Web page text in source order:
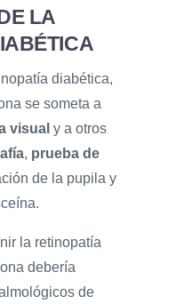
LA
diabética,
se someta a
visual y a otros
, prueba de
de la pupila y
la retinopatía
debería
de